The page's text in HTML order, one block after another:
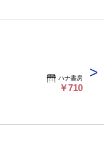
ハナ書房
￥710